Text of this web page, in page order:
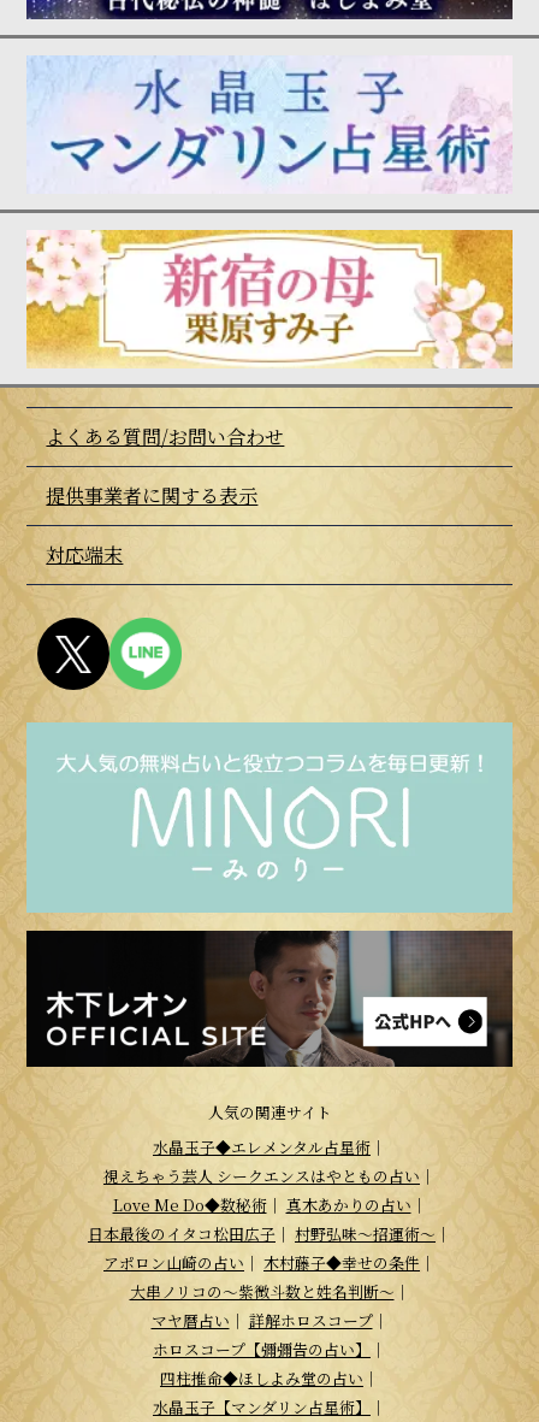
よくある質問/お問い合わせ
提供事業者に関する表示
対応端末
人気の関連サイト
水晶玉子◆エレメンタル占星術 ｜
視えちゃう芸人 シークエンスはやともの占い ｜
Love Me Do◆数秘術｜ 真木あかりの占い ｜
日本最後のイタコ松田広子 ｜ 村野弘味～招運術～ ｜
アポロン山崎の占い ｜ 木村藤子◆幸せの条件 ｜
大串ノリコの～紫微斗数と姓名判断～ ｜
マヤ暦占い ｜ 詳解ホロスコープ｜
ホロスコープ【彌彌告の占い】
｜
四柱推命◆ほしよみ堂の占い ｜
水晶玉子【マンダリン占星術】
｜